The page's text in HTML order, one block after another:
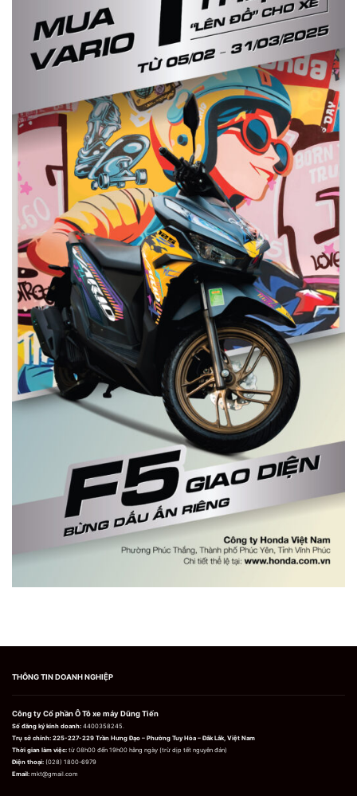
THÔNG TIN DOANH NGHIỆP
Công ty Cổ phần Ô Tô xe máy Dũng Tiến
Số đăng ký kinh doanh: 4400358245.
Trụ sở chính: 225-227-229 Trần Hưng Đạo – Phường Tuy Hòa – Đắk Lắk, Việt Nam
Thời gian làm việc: từ 08h00 đến 19h00 hằng ngày (trừ dịp tết nguyên đán)
Điện thoại: (028) 1800-6979
Email: mkt@gmail.com